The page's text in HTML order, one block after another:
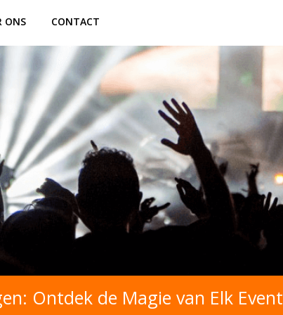
ONS CONTACT
Ontdek de Magie van Elk Event